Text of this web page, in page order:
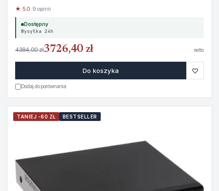
★ 5.0· 9 opinii
Dostępny
Wysyłka 24h
4384,00 zł3726,40 zł netto
Do koszyka ♡
Dodaj do porównania
TANIEJ -60 ZŁ BESTSELLER